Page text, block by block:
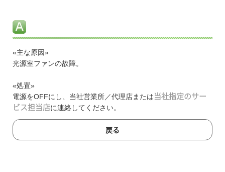
«主な原因»
光源室ファンの故障。
«処置»
電源をOFFにし、当社営業所／代理店または 当社指定のサー
ビス担当店に連絡してください。
戻る